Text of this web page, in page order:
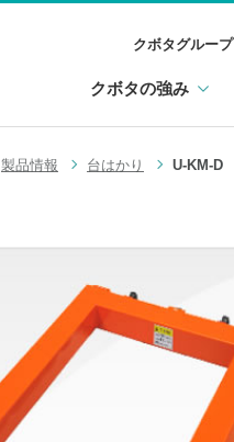
クボタグループ
クボタの強み
製品情報 台はかり U-KM-D